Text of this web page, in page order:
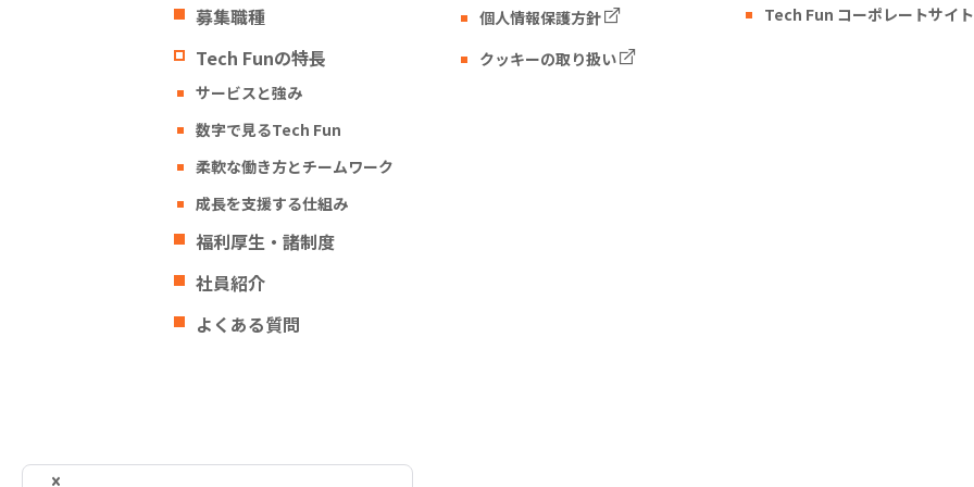
募集職種
Tech Funの特長
サービスと強み
数字で見るTech Fun
柔軟な働き方とチームワーク
成長を支援する仕組み
福利厚生・諸制度
社員紹介
よくある質問
個人情報保護方針
クッキーの取り扱い
Tech Fun コーポレートサイト